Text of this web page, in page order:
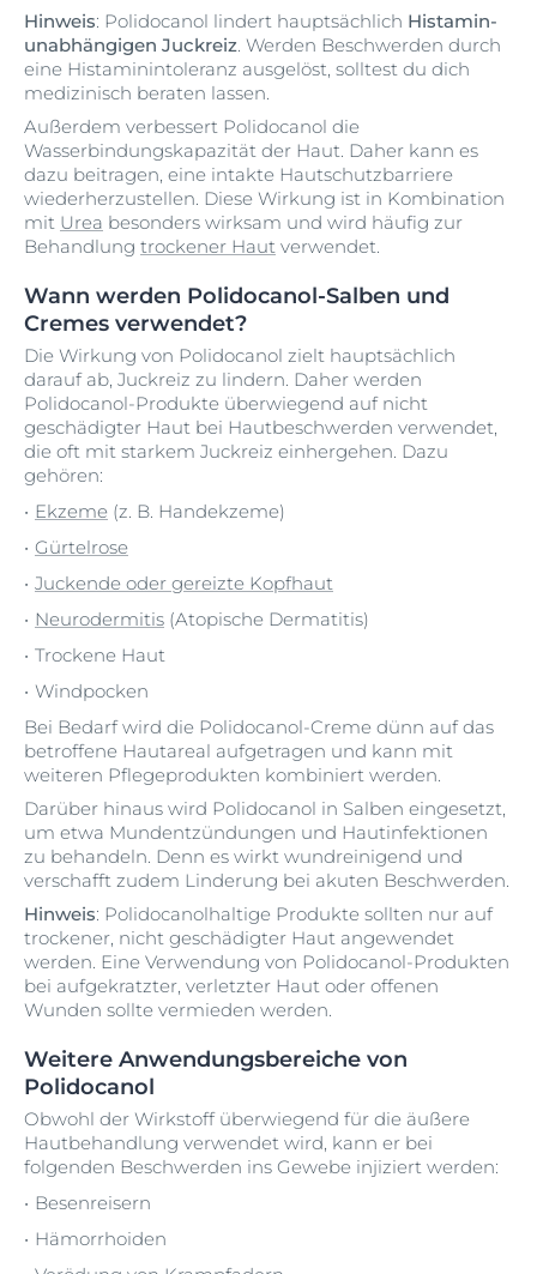
Hinweis: Polidocanol lindert hauptsächlich Histamin-
unabhängigen Juckreiz. Werden Beschwerden durch
eine Histaminintoleranz ausgelöst, solltest du dich
medizinisch beraten lassen.
Außerdem verbessert Polidocanol die
Wasserbindungskapazität der Haut. Daher kann es
dazu beitragen, eine intakte Hautschutzbarriere
wiederherzustellen. Diese Wirkung ist in Kombination
mit Urea besonders wirksam und wird häufig zur
Behandlung trockener Haut verwendet.
Wann werden Polidocanol-Salben und
Cremes verwendet?
Die Wirkung von Polidocanol zielt hauptsächlich
darauf ab, Juckreiz zu lindern. Daher werden
Polidocanol-Produkte überwiegend auf nicht
geschädigter Haut bei Hautbeschwerden verwendet,
die oft mit starkem Juckreiz einhergehen. Dazu
gehören:
Ekzeme (z. B. Handekzeme)
Gürtelrose
Juckende oder gereizte Kopfhaut
Neurodermitis (Atopische Dermatitis)
Trockene Haut
Windpocken
Bei Bedarf wird die Polidocanol-Creme dünn auf das
betroffene Hautareal aufgetragen und kann mit
weiteren Pflegeprodukten kombiniert werden.
Darüber hinaus wird Polidocanol in Salben eingesetzt,
um etwa Mundentzündungen und Hautinfektionen
zu behandeln. Denn es wirkt wundreinigend und
verschafft zudem Linderung bei akuten Beschwerden.
Hinweis: Polidocanolhaltige Produkte sollten nur auf
trockener, nicht geschädigter Haut angewendet
werden. Eine Verwendung von Polidocanol-Produkten
bei aufgekratzter, verletzter Haut oder offenen
Wunden sollte vermieden werden.
Weitere Anwendungsbereiche von
Polidocanol
Obwohl der Wirkstoff überwiegend für die äußere
Hautbehandlung verwendet wird, kann er bei
folgenden Beschwerden ins Gewebe injiziert werden:
Besenreisern
Hämorrhoiden